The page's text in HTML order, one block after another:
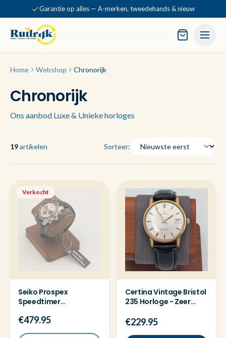
Garantie op alles — A-merken, tweedehands & nieuw
Home Webshop Chronorijk
Chronorijk
Ons aanbod Luxe & Unieke horloges
19artikelen Sorteer:
Verkocht
Seiko Prospex
Speedtimer
Nieuw full set
€479.95
Certina Vintage Bristol
235 Horloge - Zeer
€229.95